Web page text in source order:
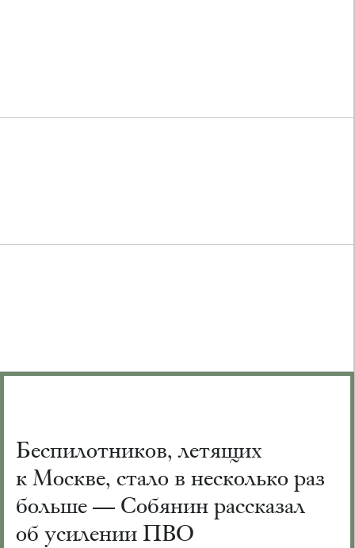
Беспилотников, летящих
к Москве, стало в несколько раз
больше — Собянин рассказал
об усилении ПВО